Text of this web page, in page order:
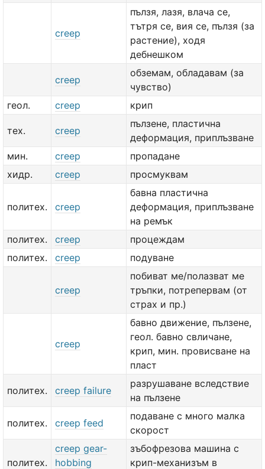
creep
пълзя, лазя, влача се,
тътря се, вия се, пълзя (за
растение), ходя
дебнешком
creep
обземам, обладавам (за
чувство)
геол.
creep крип
тех. creep
пълзене, пластична
деформация, приплъзване
мин.
creep
пропадане
хидр.
creep просмуквам
политех. creep
бавна пластична
деформация, приплъзване
на ремък
политех.
creep
процеждам
политех.
creep подуване
creep
побиват ме/полазват ме
тръпки, потрепервам (от
страх и пр.)
creep
бавно движение, пълзене,
геол. бавно свличане,
крип, мин. провисване на
пласт
политех. creep failure
разрушаване вследствие
на пълзене
политех. creep feed
подаване с много малка
скорост
политех.
creep gear-
hobbing
зъбофрезова машина с
крип-механизъм в